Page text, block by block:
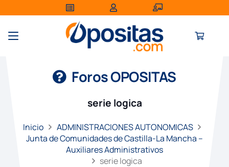
Foros OPOSITAS
serie logica
Inicio
ADMINISTRACIONES AUTONOMICAS
Junta de Comunidades de Castilla-La Mancha –
Auxiliares Administrativos
serie logica